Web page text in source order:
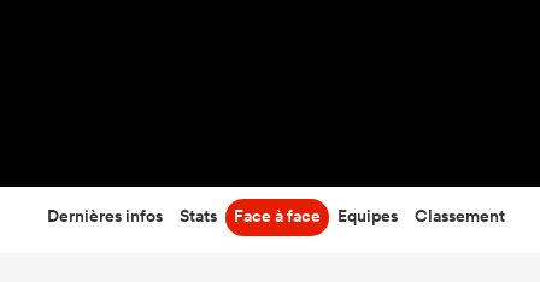
Dernières infos Stats Face à face Equipes Classement